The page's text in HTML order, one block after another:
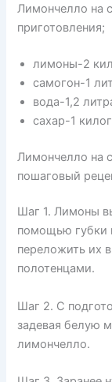
Лимончелло на
приготовления;
лимоны-2
самогон-1
вода-1,2
сахар-1
Лимончелло на
пошаговый
Шаг 1. Лимоны
помощью губки
переложить их
полотенцами.
Шаг 2. С
задевая белую
лимончелло.